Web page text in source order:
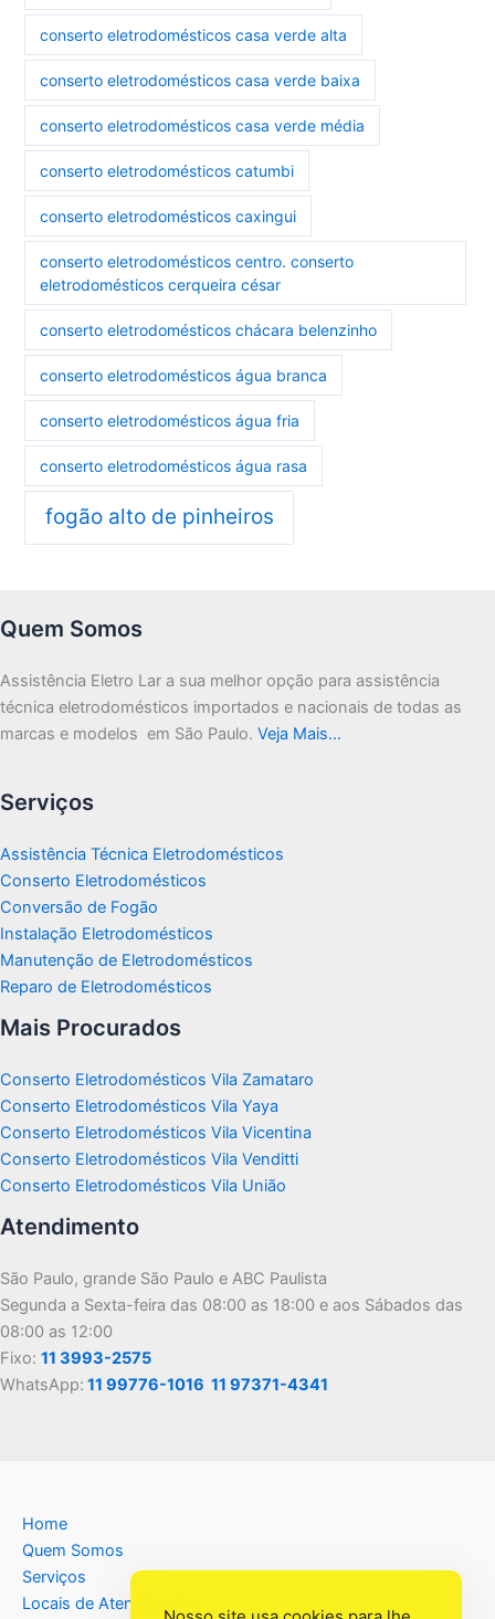
conserto eletrodomésticos casa verde alta
conserto eletrodomésticos casa verde baixa
conserto eletrodomésticos casa verde média
conserto eletrodomésticos catumbi
conserto eletrodomésticos caxingui
conserto eletrodomésticos centro. conserto
eletrodomésticos cerqueira césar
conserto eletrodomésticos chácara belenzinho
conserto eletrodomésticos água branca
conserto eletrodomésticos água fria
conserto eletrodomésticos água rasa
fogão alto de pinheiros
Quem Somos
Assistência Eletro Lar a sua melhor opção para assistência
técnica eletrodomésticos importados e nacionais de todas as
marcas e modelos em São Paulo. Veja Mais…
Serviços
Assistência Técnica Eletrodomésticos
Conserto Eletrodomésticos
Conversão de Fogão
Instalação Eletrodomésticos
Manutenção de Eletrodomésticos
Reparo de Eletrodomésticos
Mais Procurados
Conserto Eletrodomésticos Vila Zamataro
Conserto Eletrodomésticos Vila Yaya
Conserto Eletrodomésticos Vila Vicentina
Conserto Eletrodomésticos Vila Venditti
Conserto Eletrodomésticos Vila União
Atendimento
São Paulo, grande São Paulo e ABC Paulista
Segunda a Sexta-feira das 08:00 as 18:00 e aos Sábados das
08:00 as 12:00
Fixo: 11 3993-2575
WhatsApp: 11 99776-1016 11 97371-4341
Home
Quem Somos
Serviços
Locais de Atendimento